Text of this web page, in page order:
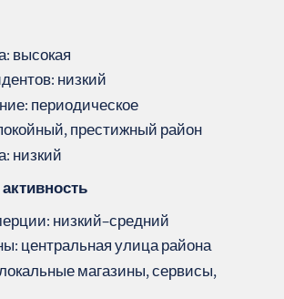
высокая
низкий
периодическое
престижный район
низкий
низкий–средний
центральная улица района
магазины, сервисы,